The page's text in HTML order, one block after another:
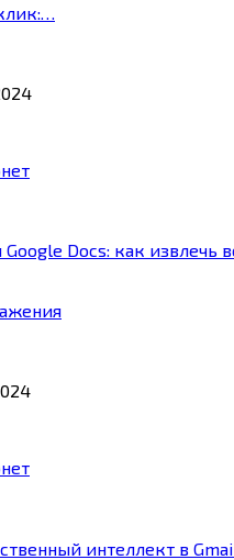
Docs: как извлечь
интеллект в